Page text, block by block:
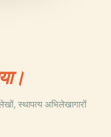
स्थापत्य अभिलेखागारों